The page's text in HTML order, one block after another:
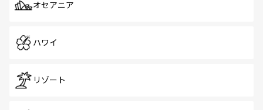
オセアニア
ハワイ
リゾート